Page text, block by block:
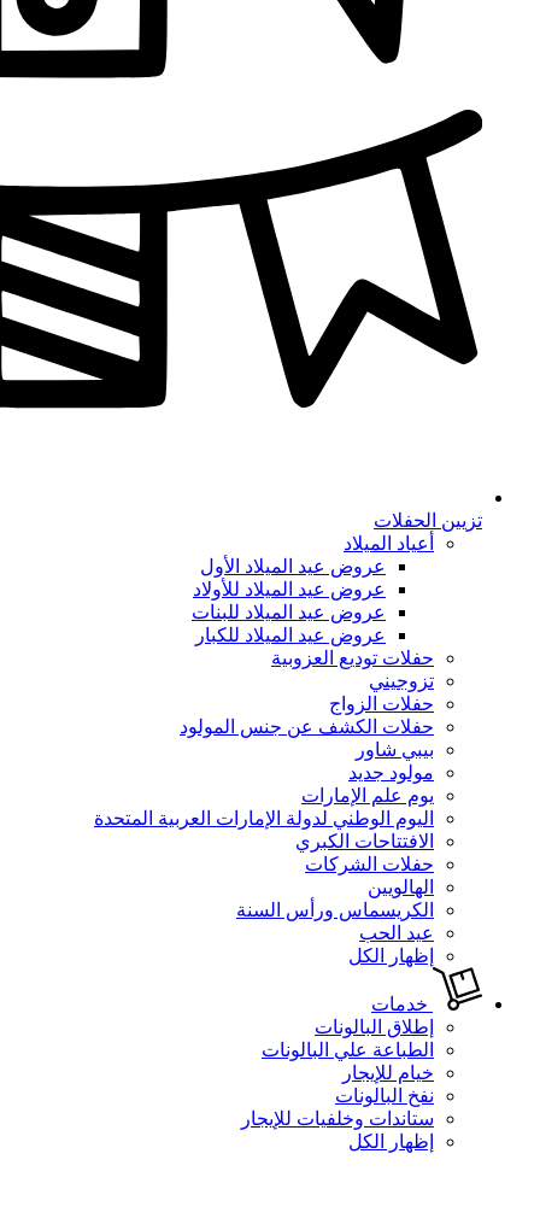
تزيين الحفلات
أعياد الميلاد
عروض عيد الميلاد الأول
عروض عيد الميلاد للأولاد
عروض عيد الميلاد للبنات
عروض عيد الميلاد للكبار
حفلات توديع العزوبية
تزوجيني
حفلات الزواج
حفلات الكشف عن جنس المولود
بيبي شاور
مولود جديد
يوم علم الإمارات
اليوم الوطني لدولة الإمارات العربية المتحدة
الافتتاحات الكبري
حفلات الشركات
الهالويين
الكريسماس ورأس السنة
عيد الحب
إظهار الكل
خدمات
إطلاق البالونات
الطباعة علي البالونات
خيام للإيجار
نفخ البالونات
ستاندات وخلفيات للإيجار
إظهار الكل